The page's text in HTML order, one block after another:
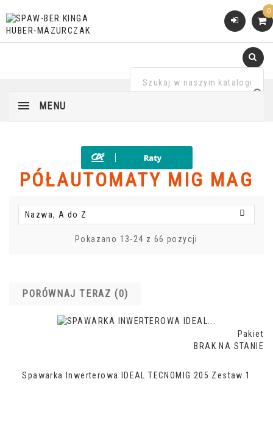
0
MENU
PÓŁAUTOMATY MIG MAG
Nazwa, A do Z 
Pokazano 13-24 z 66 pozycji
PORÓWNAJ TERAZ (0)‎
Pakiet
BRAK NA STANIE
Spawarka Inwerterowa IDEAL TECNOMIG 205 Zestaw 1